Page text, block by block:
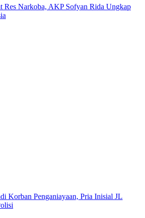
Res Narkoba, AKP Sofyan Rida Ungkap
Korban Penganiayaan, Pria Inisial JL